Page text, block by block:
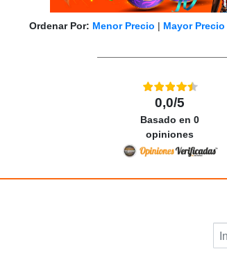
Ordenar Por: Menor Precio | Mayor Precio
0,0/5
Basado en0
opiniones